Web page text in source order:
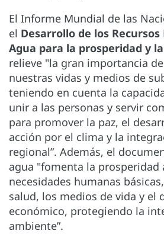
El Informe Mundial de las
el Desarrollo de los Recursos
Agua para la prosperidad y
relieve "la gran importancia
nuestras vidas y medios de
teniendo en cuenta la
unir a las personas y servir
para promover la paz, el
acción por el clima y la
regional”. Además, el
agua "fomenta la prosperidad
necesidades humanas
salud, los medios de vida y el
económico, protegiendo la
ambiente”.